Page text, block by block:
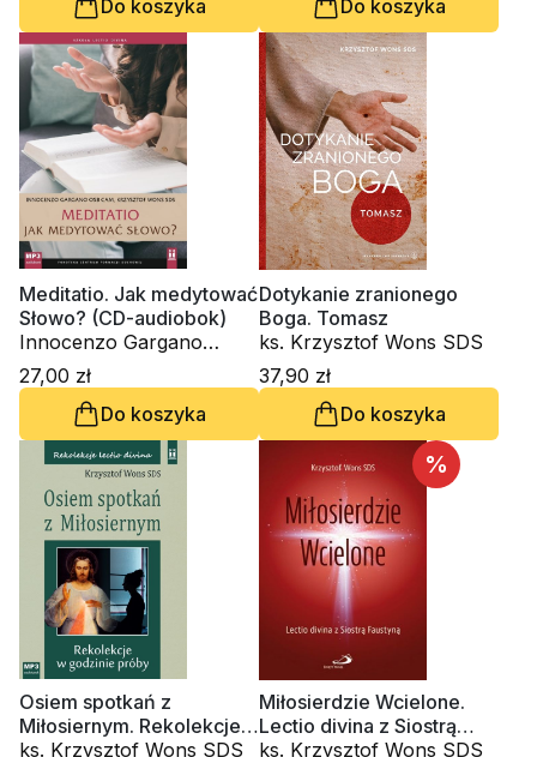
Do koszyka Do koszyka
Meditatio. Jak medytować
Słowo? (CD-audiobok)
Innocenzo Gargano
OSBCam., ks. Krzysztof
Wons SDS
27,00 zł
Do koszyka
Dotykanie zranionego
Boga. Tomasz
ks. Krzysztof Wons SDS
37,90 zł
Do koszyka
Osiem spotkań z
Miłosiernym. Rekolekcje
w godzinie próby, lectio
ks. Krzysztof Wons SDS
%
Miłosierdzie Wcielone.
Lectio divina z Siostrą
Faustyną
ks. Krzysztof Wons SDS